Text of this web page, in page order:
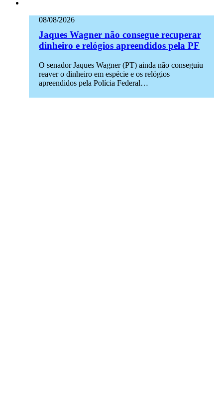
08/08/2026
Jaques Wagner não consegue recuperar
dinheiro e relógios apreendidos pela PF
O senador Jaques Wagner (PT) ainda não conseguiu
reaver o dinheiro em espécie e os relógios
apreendidos pela Polícia Federal…